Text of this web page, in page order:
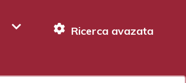
Ricerca avazata